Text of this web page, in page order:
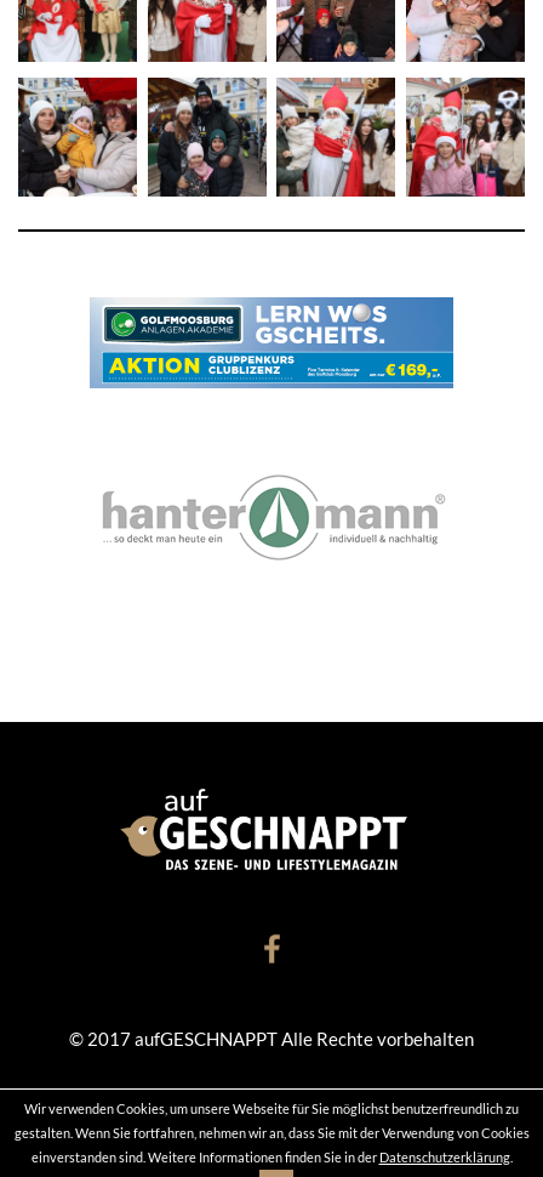
Wir verwenden Cookies, um unsere Webseite für Sie möglichst benutzerfreundlich zu
gestalten. Wenn Sie fortfahren, nehmen wir an, dass Sie mit der Verwendung von Cookies
einverstanden sind. Weitere Informationen finden Sie in der Datenschutzerklärung.
© 2017 aufGESCHNAPPT Alle Rechte vorbehalten
KONTAKT DATENSCHUTZ IMPRESSUM